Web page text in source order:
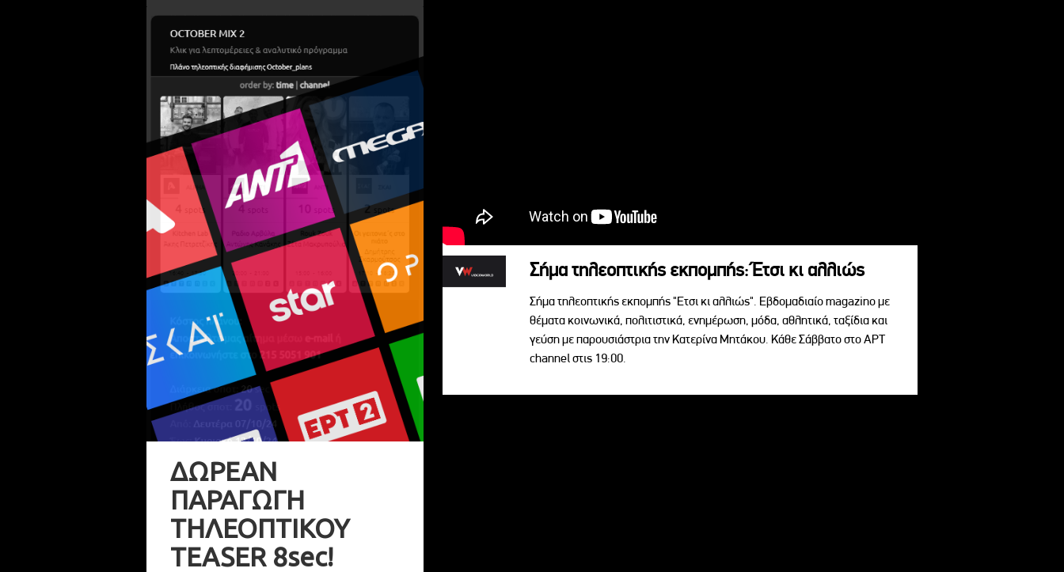
ΔΩΡΕΑΝ
ΠΑΡΑΓΩΓΗ
ΤΗΛΕΟΠΤΙΚΟΥ
TEASER 8sec!
Σήμα τηλεοπτικής εκπομπής: Έτσι κι αλλιώς
Σήμα τηλεοπτικής εκπομπής "Ετσι κι αλλιώς". Εβδομαδιαίο magazino με
θέματα κοινωνικά, πολιτιστικά, ενημέρωση, μόδα, αθλητικά, ταξίδια και
γεύση με παρουσιάστρια την Κατερίνα Μητάκου. Κάθε Σάββατο στο ΑΡΤ
channel στις 19:00.